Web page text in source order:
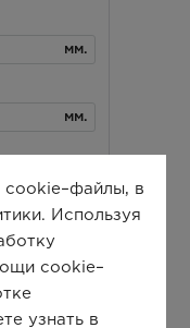
cookie–файлы, в
Используя
cookie–
узнать в